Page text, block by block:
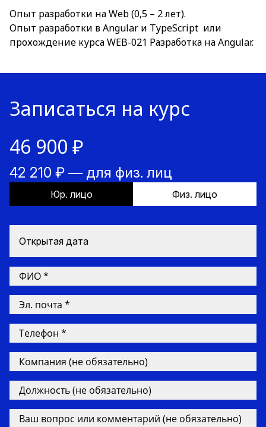
Опыт разработки на Web (0,5 – 2 лет).
Опыт разработки в Angular и TypeScript или
прохождение курсаWEB-021 Разработка на Angular.
Записаться на курс
46 900 ₽
42 210 ₽ — для физ. лиц
Юр. лицо Физ. лицо
Открытая дата